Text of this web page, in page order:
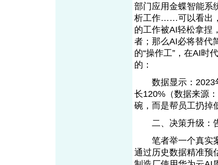
部门应用金蝶智能系
析工作……可以看出
的工作被AI轻松拿捏
者；那么AI必将替代
的“操作工”，在AI时
的：
数据显示：2023年
长120%（数据来源
碗，而是帮员工扔掉
二、决策升级：告
笔者举一个真实案
通过历史数据精准预